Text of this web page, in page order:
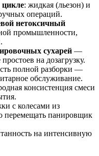
цикле: жидкая (льезон) и
операций.
нетоксичный
промышленности,
сухарей —
на дозагрузку.
полной разборки —
обслуживание.
консистенция смеси
с колесами из
панировщик
на интенсивную